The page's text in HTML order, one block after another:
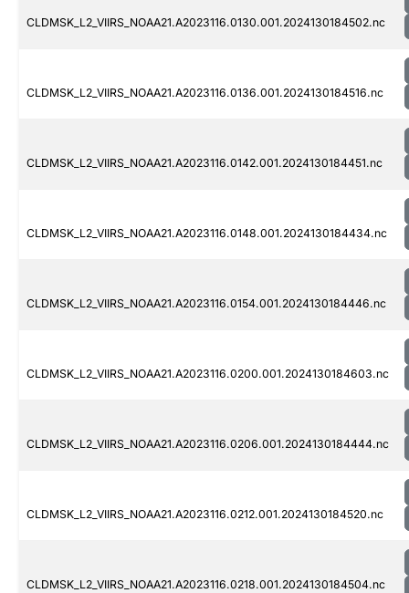
CLDMSK_L2_VIIRS_NOAA21.A2023116.0130.001.2024130184502.nc
CLDMSK_L2_VIIRS_NOAA21.A2023116.0136.001.2024130184516.nc
CLDMSK_L2_VIIRS_NOAA21.A2023116.0142.001.2024130184451.nc
CLDMSK_L2_VIIRS_NOAA21.A2023116.0148.001.2024130184434.nc
CLDMSK_L2_VIIRS_NOAA21.A2023116.0154.001.2024130184446.nc
CLDMSK_L2_VIIRS_NOAA21.A2023116.0200.001.2024130184603.nc
CLDMSK_L2_VIIRS_NOAA21.A2023116.0206.001.2024130184444.nc
CLDMSK_L2_VIIRS_NOAA21.A2023116.0212.001.2024130184520.nc
CLDMSK_L2_VIIRS_NOAA21.A2023116.0218.001.2024130184504.nc